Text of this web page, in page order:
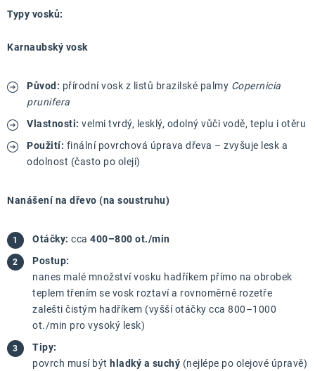
Typy vosků:
Karnaubský vosk
Původ: přírodní vosk z listů brazilské palmy Copernicia
prunifera
Vlastnosti: velmi tvrdý, lesklý, odolný vůči vodě, teplu i otěru
Použití: finální povrchová úprava dřeva – zvyšuje lesk a
odolnost (často po oleji)
Nanášení na dřevo (na soustruhu)
Otáčky: cca 400–800 ot./min
Postup:
nanes malé množství vosku hadříkem přímo na obrobek
teplem třením se vosk roztaví a rovnoměrně rozetře
zalešti čistým hadříkem (vyšší otáčky cca 800–1000
ot./min pro vysoký lesk)
Tipy:
povrch musí být hladký a suchý (nejlépe po olejové úpravě)